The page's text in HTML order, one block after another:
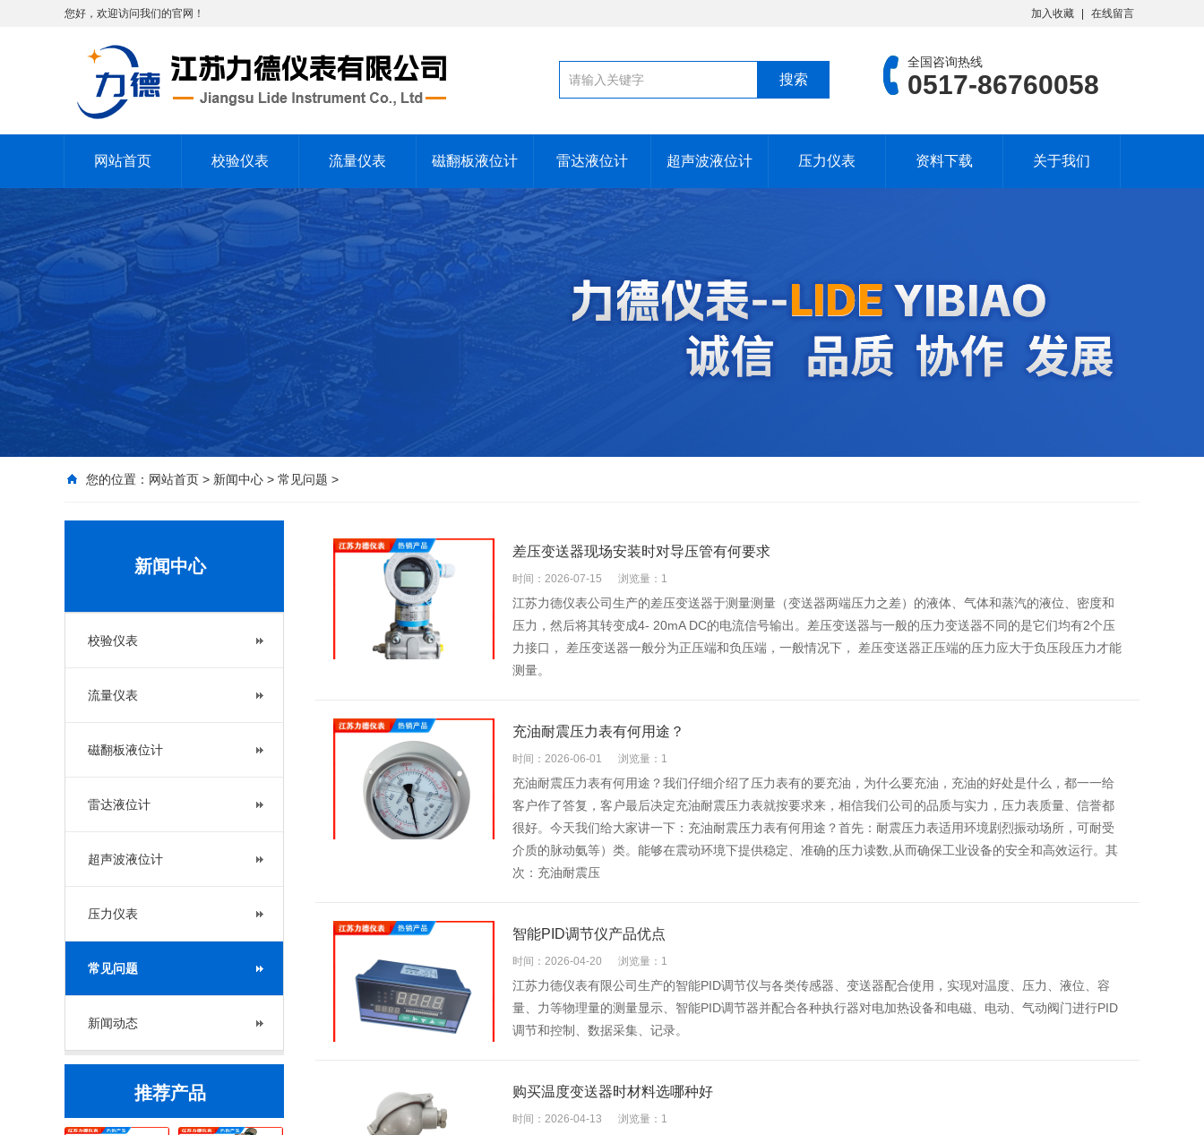
您好，欢迎访问我们的官网！ 加入收藏 在线留言
全国咨询热线
0517-86760058
网站首页 校验仪表 流量仪表 磁翻板液位计 雷达液位计 超声波液位计 压力仪表 资料下载 关于我们
您的位置： 网站首页 > 新闻中心 > 常见问题 >
新闻中心
校验仪表
流量仪表
磁翻板液位计
雷达液位计
超声波液位计
压力仪表
常见问题
新闻动态
推荐产品
差压变送器现场安装时对导压管有何要求
时间：2026-07-15 浏览量：1
江苏力德仪表公司生产的差压变送器于测量测量（变送器两端压力之差）的液体、气体和蒸汽的液位、密度和
压力，然后将其转变成4- 20mA DC的电流信号输出。差压变送器与一般的压力变送器不同的是它们均有2个压
力接口， 差压变送器一般分为正压端和负压端，一般情况下， 差压变送器正压端的压力应大于负压段压力才能
测量。
充油耐震压力表有何用途？
时间：2026-06-01 浏览量：1
充油耐震压力表有何用途？我们仔细介绍了压力表有的要充油，为什么要充油，充油的好处是什么，都一一给
客户作了答复，客户最后决定充油耐震压力表就按要求来，相信我们公司的品质与实力，压力表质量、信誉都
很好。今天我们给大家讲一下：充油耐震压力表有何用途？首先：耐震压力表适用环境剧烈振动场所，可耐受
介质的脉动氨等）类。能够在震动环境下提供稳定、准确的压力读数,从而确保工业设备的安全和高效运行。其
次：充油耐震压
智能PID调节仪产品优点
时间：2026-04-20 浏览量：1
江苏力德仪表有限公司生产的智能PID调节仪与各类传感器、变送器配合使用，实现对温度、压力、液位、容
量、力等物理量的测量显示、智能PID调节器并配合各种执行器对电加热设备和电磁、电动、气动阀门进行PID
调节和控制、数据采集、记录。
购买温度变送器时材料选哪种好
时间：2026-04-13 浏览量：1